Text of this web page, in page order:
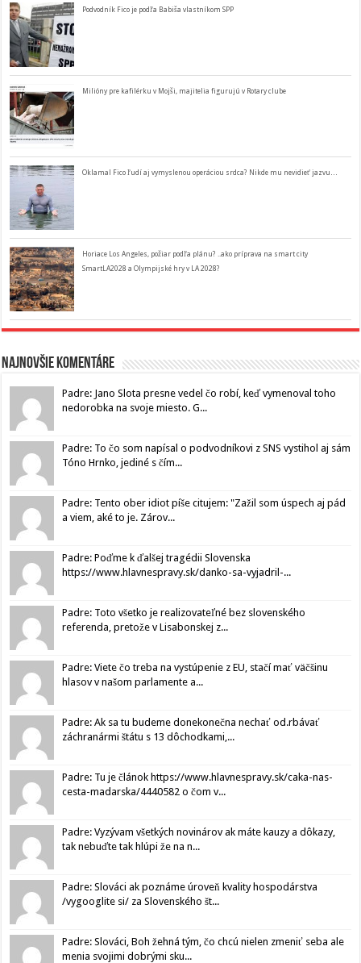
Podvodník Fico je podľa Babiša vlastníkom SPP
Milióny pre kafilérku v Mojši, majitelia figurujú v Rotary clube
Oklamal Fico ľudí aj vymyslenou operáciou srdca? Nikde mu nevidieť jazvu…
Horiace Los Angeles, požiar podľa plánu? ..ako príprava na smart city
SmartLA2028 a Olympijské hry v LA 2028?
Najnovšie komentáre
Padre: Jano Slota presne vedel čo robí, keď vymenoval toho
nedorobka na svoje miesto. G...
Padre: To čo som napísal o podvodníkovi z SNS vystihol aj sám
Tóno Hrnko, jediné s čím...
Padre: Tento ober idiot píše citujem: "Zažil som úspech aj pád
a viem, aké to je. Zárov...
Padre: Poďme k ďalšej tragédii Slovenska
https://www.hlavnespravy.sk/danko-sa-vyjadril-...
Padre: Toto všetko je realizovateľné bez slovenského
referenda, pretože v Lisabonskej z...
Padre: Viete čo treba na vystúpenie z EU, stačí mať väčšinu
hlasov v našom parlamente a...
Padre: Ak sa tu budeme donekonečna nechať od.rbávať
záchranármi štátu s 13 dôchodkami,...
Padre: Tu je článok https://www.hlavnespravy.sk/caka-nas-
cesta-madarska/4440582 o čom v...
Padre: Vyzývam všetkých novinárov ak máte kauzy a dôkazy,
tak nebuďte tak hlúpi že na n...
Padre: Slováci ak poznáme úroveň kvality hospodárstva
/vygooglite si/ za Slovenského št...
Padre: Slováci, Boh žehná tým, čo chcú nielen zmeniť seba ale
menia svojimi dobrými sku...